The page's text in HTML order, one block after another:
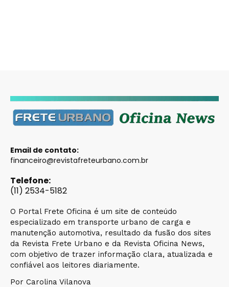
Email de contato:
financeiro@revistafreteurbano.com.br
Telefone:
(11) 2534-5182
O Portal Frete Oficina é um site de conteúdo
especializado em transporte urbano de carga e
manutenção automotiva, resultado da fusão dos sites
da Revista Frete Urbano e da Revista Oficina News,
com objetivo de trazer informação clara, atualizada e
confiável aos leitores diariamente.
Por Carolina Vilanova